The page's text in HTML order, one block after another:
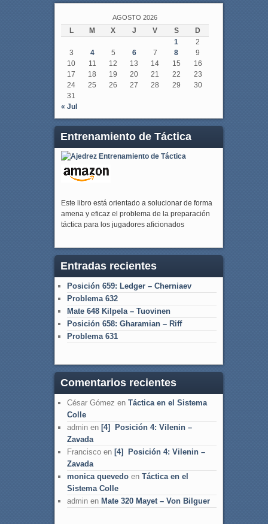
AGOSTO 2026
L M X J V S
D
1
2
3
4 5 6 7 8
9
10
11 12 13 14 15
16
17
18 19 20 21 22
23
24
25 26 27 28 29
30
31
« Jul
Entrenamiento de Táctica
Este libro está orientado a solucionar de forma
amena y eficaz el problema de la preparación
táctica para los jugadores aficionados
Entradas recientes
Posición 659: Ledger – Cherniaev
Problema 632
Mate 648 Kilpela – Tuovinen
Posición 658: Gharamian – Riff
Problema 631
Comentarios recientes
César Gómez en Táctica en el Sistema
Colle
adminen [4] Posición 4: Vilenin –
Zavada
Franciscoen [4] Posición 4: Vilenin –
Zavada
monica quevedoen Táctica en el
Sistema Colle
adminen Mate 320 Mayet – Von Bilguer